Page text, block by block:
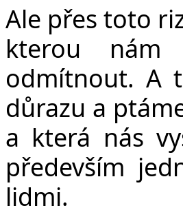
Ale přes toto
kterou nám
odmítnout. A
důrazu a
a která nás
především
lidmi.